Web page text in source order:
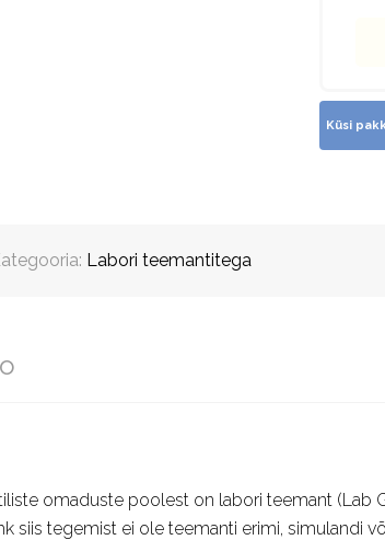
Labori teemantitega
omaduste poolest on labori teemant (Lab
siis tegemist ei ole teemanti erimi, simulandi